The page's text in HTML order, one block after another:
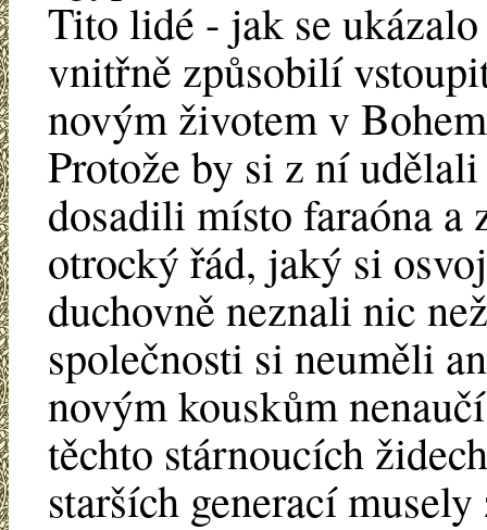
Tito lidé - jak se
vnitřně způsobilí
novým životem v
Protože by si z ní
dosadili místo faraóna a
otrocký řád, jaký si
duchovně neznali nic
společnosti si neuměli
novým kouskům
těchto stárnoucích
starších generací